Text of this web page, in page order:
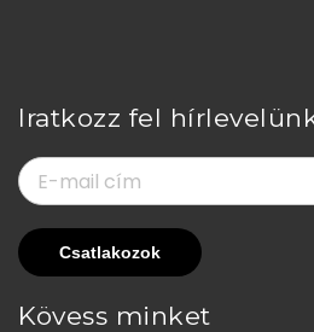
Iratkozz fel
Kövess minket